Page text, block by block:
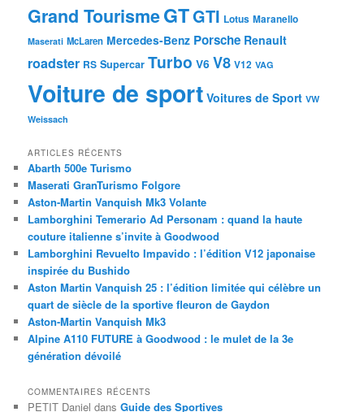
Grand TourismeGTGTI Lotus Maranello
Maserati McLaren Mercedes-Benz Porsche Renault
roadster RS Supercar Turbo V6 V8 V12 VAG
Voiture de sport Voitures de Sport VW
Weissach
ARTICLES RÉCENTS
Abarth 500e Turismo
Maserati GranTurismo Folgore
Aston-Martin Vanquish Mk3 Volante
Lamborghini Temerario Ad Personam : quand la haute
couture italienne s’invite à Goodwood
Lamborghini Revuelto Impavido : l’édition V12 japonaise
inspirée du Bushido
Aston Martin Vanquish 25 : l’édition limitée qui célèbre un
quart de siècle de la sportive fleuron de Gaydon
Aston-Martin Vanquish Mk3
Alpine A110 FUTURE à Goodwood : le mulet de la 3e
génération dévoilé
COMMENTAIRES RÉCENTS
PETIT Daniel dansGuide des Sportives